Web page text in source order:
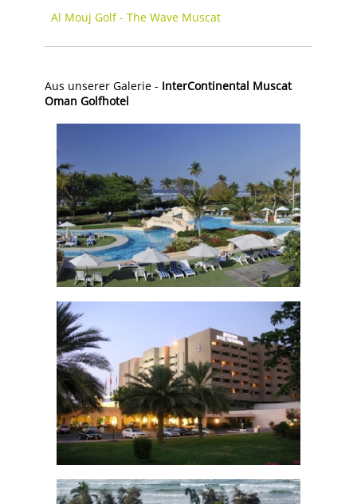
Al Mouj Golf - The Wave Muscat
Aus unserer Galerie - InterContinental Muscat
Oman Golfhotel